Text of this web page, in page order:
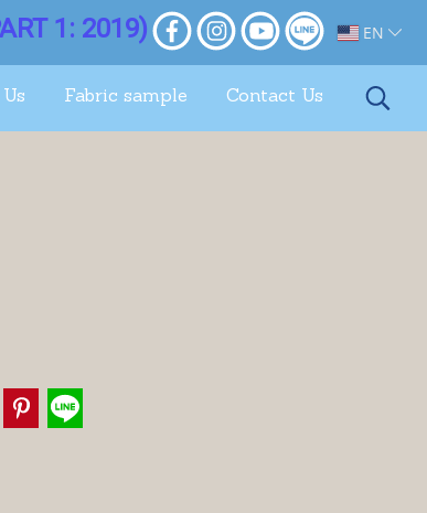
1: 2019) EN
Fabric sample Contact Us